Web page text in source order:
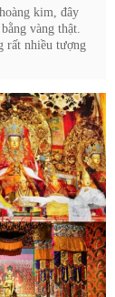
kim, đây
vàng thật.
rất nhiều tượng